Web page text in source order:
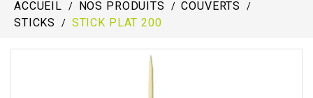
ACCUEIL NOS PRODUITS
COUVERTS
STICKS
STICK PLAT 200